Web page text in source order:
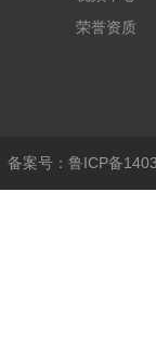
荣誉资质
备案号：鲁ICP备